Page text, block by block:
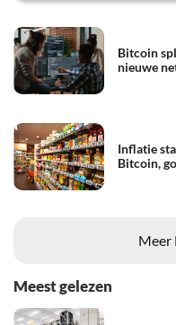
Bitcoin
nieuwe
Inflatie
Bitcoin,
Meer
Meest gelezen